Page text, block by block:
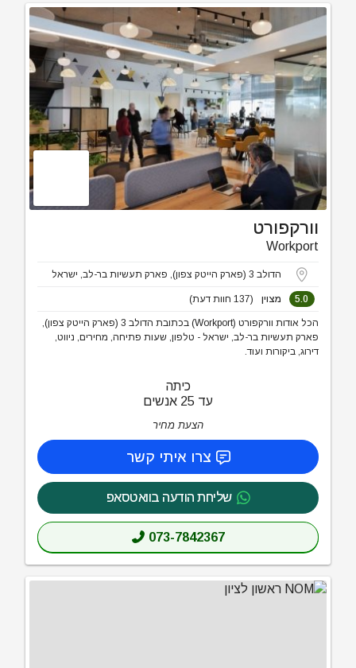
וורקפורט
Workport
הדולב 3 (פארק הייטק צפון), פארק תעשיות בר-לב, ישראל
5.0 מצוין (137 חוות דעת)
הכל אודות וורקפורט (Workport) בכתובת הדולב 3 (פארק הייטק צפון),
פארק תעשיות בר-לב, ישראל - טלפון, שעות פתיחה, מחירים, ניווט,
דירוג, ביקורות ועוד.
כיתה
עד 25 אנשים
הצעת מחיר
צרו איתי קשר
שליחת הודעה בוואטסאפ
073-7842367